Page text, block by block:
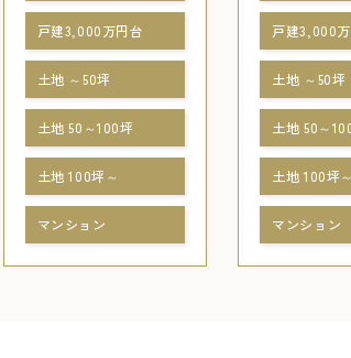
戸建3,000万円台
土地 ～50坪
土地 50～100坪
土地 100坪～
マンション
戸建3,000
土地 ～50坪
土地 50～
土地 100坪～
マンション